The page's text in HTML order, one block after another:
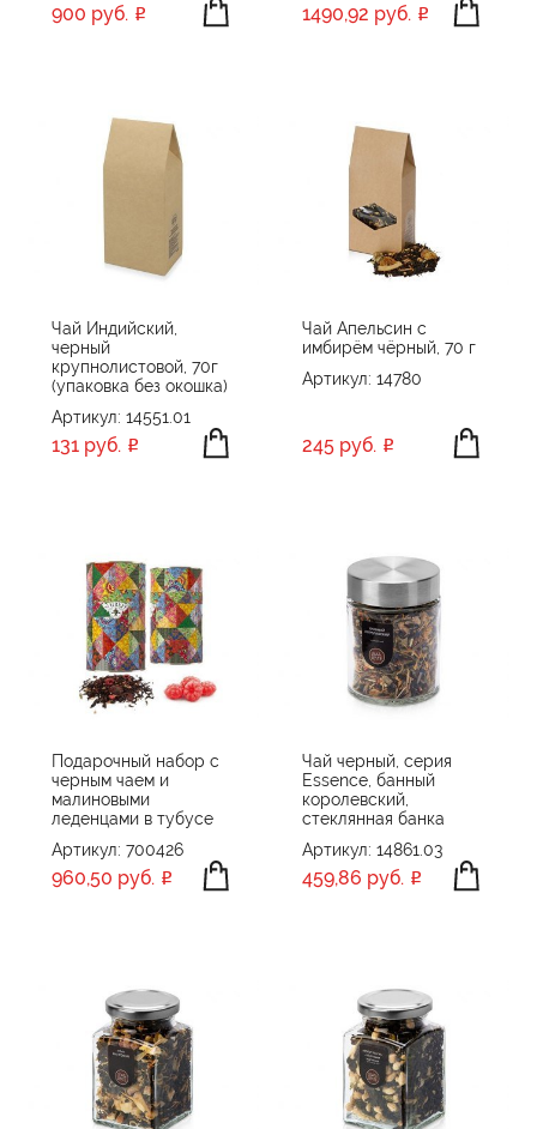
900 руб. 1490,92 руб.
Чай Индийский,
черный
крупнолистовой, 70г
(упаковка без окошка)
Артикул: 14551.01
131 руб.
Чай Апельсин с
имбирём чёрный, 70 г
Артикул: 14780
245 руб.
Подарочный набор с
черным чаем и
малиновыми
леденцами в тубусе
Артикул: 700426
960,50 руб.
Чай черный, серия
Essence, банный
королевский,
стеклянная банка
Артикул: 14861.03
459,86 руб.